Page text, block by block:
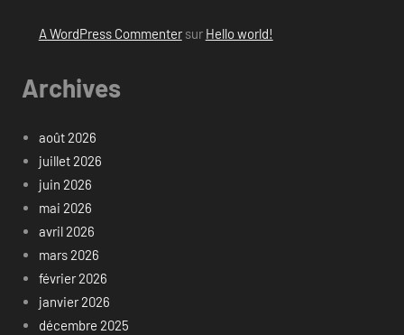
A WordPress Commentersur Hello world!
Archives
août 2026
juillet 2026
juin 2026
mai 2026
avril 2026
mars 2026
février 2026
janvier 2026
décembre 2025